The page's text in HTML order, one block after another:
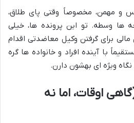
و مهمن، مخصوصاً وقتی پای طلاق،
ها وسطه. تو این پرونده ها، خیلی
مالی برای گرفتن وکیل معاضدتی اقدام
با آینده افراد و خانواده ها گره
نگاه ویژه ای بهشون دارن.
اوقات، اما نه